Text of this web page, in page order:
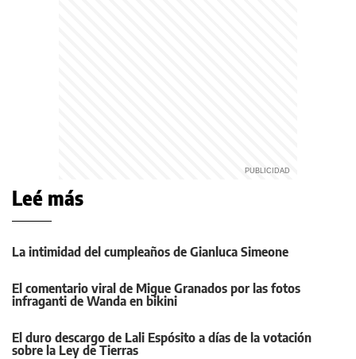
Leé más
La intimidad del cumpleaños de Gianluca Simeone
El comentario viral de Migue Granados por las fotos
infraganti de Wanda en bikini
El duro descargo de Lali Espósito a días de la votación
sobre la Ley de Tierras